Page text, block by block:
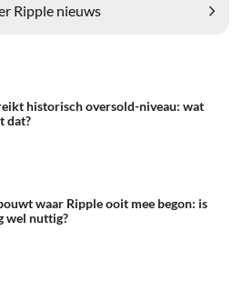
Ripple nieuws
historisch oversold-niveau: wat
dat?
waar Ripple ooit mee begon: is
wel nuttig?